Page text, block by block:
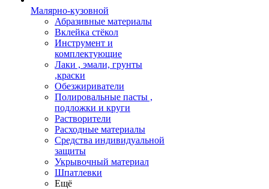
Малярно-кузовной
Абразивные материалы
Вклейка стёкол
Инструмент и
комплектующие
Лаки , эмали, грунты
,краски
Обезжириватели
Полировальные пасты ,
подложки и круги
Растворители
Расходные материалы
Средства индивидуальной
защиты
Укрывочный материал
Шпатлевки
Ещё